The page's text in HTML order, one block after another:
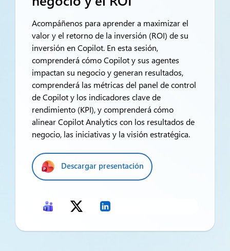
Acompáñenos para aprender a maximizar el
valor y el retorno de la inversión (ROI) de su
inversión en Copilot. En esta sesión,
comprenderá cómo Copilot y sus agentes
impactan su negocio y generan resultados,
comprenderá las métricas del panel de control
de Copilot y los indicadores clave de
rendimiento (KPI), y comprenderá cómo
alinear Copilot Analytics con los resultados de
negocio, las iniciativas y la visión estratégica.
Descargar presentación